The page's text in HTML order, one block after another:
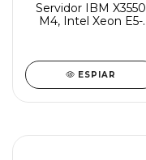
Servidor IBM X3550
M4, Intel Xeon E5-
ESPIAR